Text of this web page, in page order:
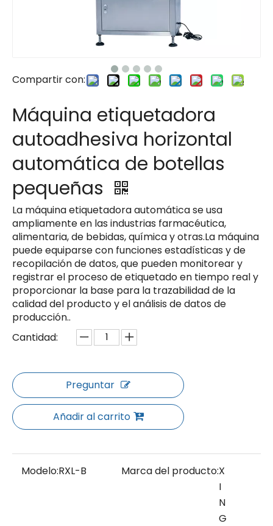
Compartir con:
Máquina etiquetadora
autoadhesiva horizontal
automática de botellas
pequeñas
La máquina etiquetadora automática se usa
ampliamente en las industrias farmacéutica,
alimentaria, de bebidas, química y otras.La máquina
puede equiparse con funciones estadísticas y de
recopilación de datos, que pueden monitorear y
registrar el proceso de etiquetado en tiempo real y
proporcionar la base para la trazabilidad de la
calidad del producto y el análisis de datos de
producción..
Cantidad:
Preguntar
Añadir al carrito
Modelo:RXL-B Marca del producto:X
I
N
G